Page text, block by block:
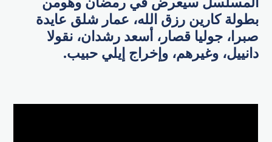
بطولة كارين رزق الله، ​عمار شلق عايدة
صبرا، جوليا قصار، أسعد رشدان، نقولا
دانييل، وغيرهم، وإخراج إيلي حبيب.